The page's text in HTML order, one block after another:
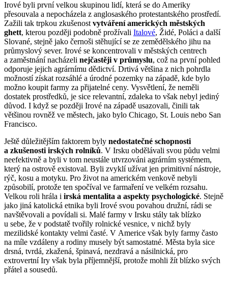
Irové byli první velkou skupinou lidí, která se do Ameriky
přesouvala a nepocházela z anglosaského protestantského prostředí.
Zažili tak trpkou zkušenost vytváření amerických městských
ghett, kterou později podobně prožívali Italové, Židé, Poláci a další
Slované, stejně jako černoši stěhující se ze zemědělského jihu na
průmyslový sever. Irové se koncentrovali v městských centrech
a zaměstnání nacházeli nejčastěji v průmyslu, což na první pohled
odporuje jejich agrárnímu dědictví. Drtivá většina z nich pohrdla
možností získat rozsáhlé a úrodné pozemky na západě, kde bylo
možno koupit farmy za přijatelné ceny. Vysvětlení, že neměli
dostatek prostředků, je sice relevantní, zdaleka to však nebyl jediný
důvod. I když se později Irové na západě usazovali, činili tak
většinou rovněž ve městech, jako bylo Chicago, St. Louis nebo San
Francisco.
Ještě důležitějším faktorem byly nedostatečné schopnosti
a zkušenosti irských rolníků. V Irsku obdělávali svou půdu velmi
neefektivně a byli v tom neustále utvrzováni agrárním systémem,
který na ostrově existoval. Byli zvyklí užívat jen primitivní nástroje,
rýč, kosu a motyku. Pro život na americkém venkově nebyli
způsobilí, protože ten spočíval ve farmaření ve velkém rozsahu.
Velkou roli hrála i irská mentalita a aspekty psychologické. Stejně
jako jiná katolická etnika byli Irové svou povahou družní, rádi se
navštěvovali a povídali si. Malé farmy v Irsku stály tak blízko
u sebe, že v podstatě tvořily rolnické vesnice, v nichž byly
mezilidské kontakty velmi časté. V Americe však byly farmy často
na míle vzdáleny a rodiny musely být samostatné. Města byla sice
drsná, tvrdá, zkažená, špinavá, nezdravá a násilnická, pro
extrovertní Iry však byla příjemnější, protože mohli žít blízko svých
přátel a sousedů.